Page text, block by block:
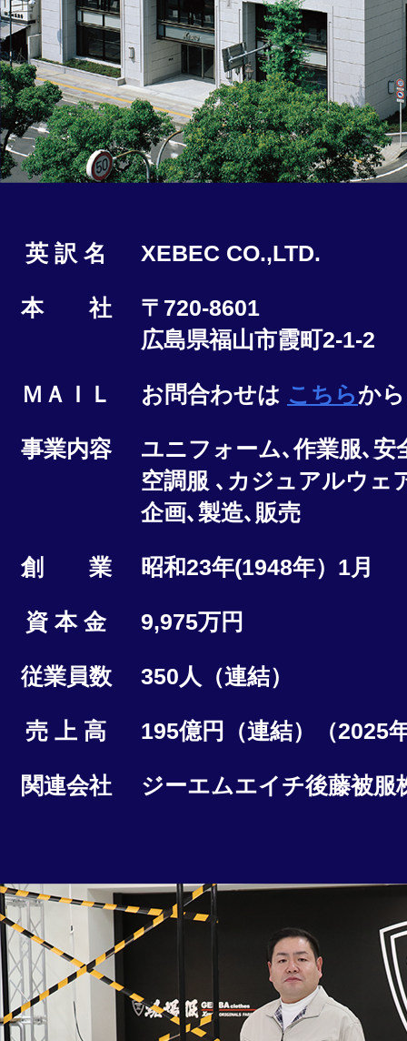
英 訳 名 XEBEC CO.,LTD.
本 社
〒720-8601
広島県福山市霞町2-1-2
ＭＡＩＬ お問合わせは こちらから
事業内容
ユニフォーム､作業服､安
空調服 ､カジュアルウェ
企画､製造､販売
創 業 昭和23年(1948年）1月
資 本 金 9,975万円
従業員数 350人（連結）
売 上 高 195億円（連結）（2025
関連会社 ジーエムエイチ後藤被服